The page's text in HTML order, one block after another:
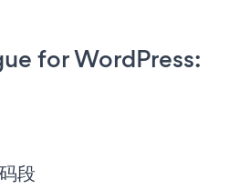
for WordPress:
段